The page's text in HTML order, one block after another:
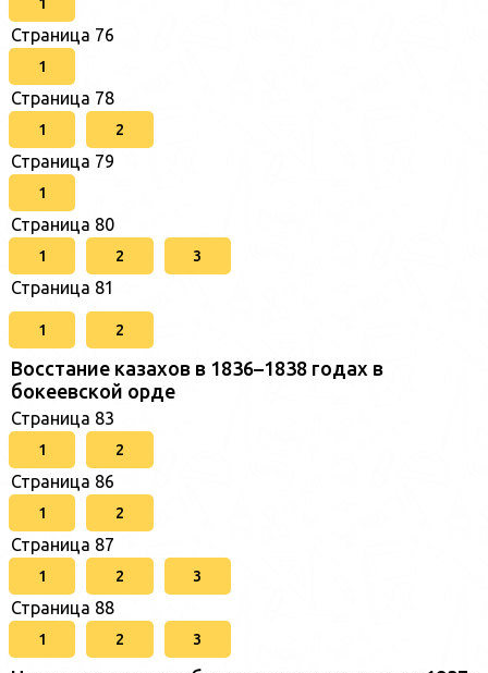
1
Страница 76
1
Страница 78
1 2
Страница 79
1
Страница 80
1 2 3
Страница 81
1 2
Восстание казахов в 1836–1838 годах в
бокеевской орде
Страница 83
1 2
Страница 86
1 2
Страница 87
1 2 3
Страница 88
1 2 3